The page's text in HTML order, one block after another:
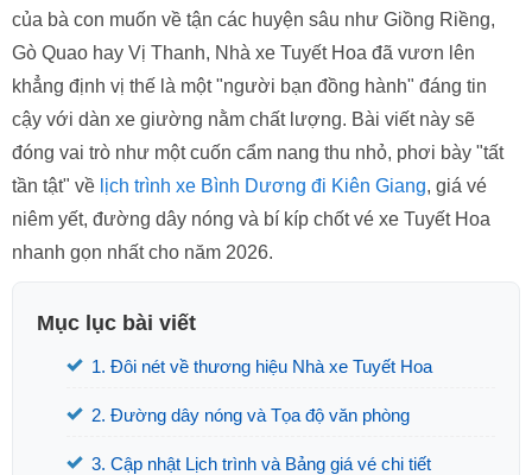
của bà con muốn về tận các huyện sâu như Giồng Riềng,
Gò Quao hay Vị Thanh, Nhà xe Tuyết Hoa đã vươn lên
khẳng định vị thế là một "người bạn đồng hành" đáng tin
cậy với dàn xe giường nằm chất lượng. Bài viết này sẽ
đóng vai trò như một cuốn cẩm nang thu nhỏ, phơi bày "tất
tần tật" về lịch trình xe Bình Dương đi Kiên Giang, giá vé
niêm yết, đường dây nóng và bí kíp chốt vé xe Tuyết Hoa
nhanh gọn nhất cho năm 2026.
Mục lục bài viết
1. Đôi nét về thương hiệu Nhà xe Tuyết Hoa
2. Đường dây nóng và Tọa độ văn phòng
3. Cập nhật Lịch trình và Bảng giá vé chi tiết